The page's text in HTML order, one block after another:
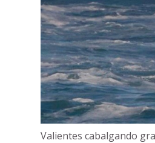
Valientes cabalgando